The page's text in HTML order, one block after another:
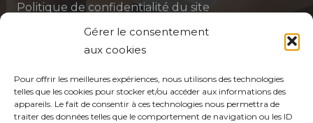
Gérer le consentement
aux cookies
Pour offrir les meilleures expériences, nous utilisons des technologies
telles que les cookies pour stocker et/ou accéder aux informations des
appareils. Le fait de consentir à ces technologies nous permettra de
traiter des données telles que le comportement de navigation ou les ID
Politique de confidentialité du site
Politique de protection des données de la CPTS